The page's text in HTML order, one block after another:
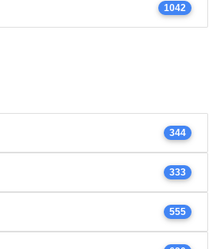
1042
344
333
555